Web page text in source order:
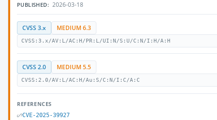
PUBLISHED: 2026-03-18
CVSS 3.x MEDIUM 6.3
CVSS:3.x/AV:L/AC:H/PR:L/UI:N/S:U/C:N/I:H/A:H
CVSS 2.0 MEDIUM 5.5
CVSS:2.0/AV:L/AC:H/Au:S/C:N/I:C/A:C
REFERENCES
CVE-2025-39927